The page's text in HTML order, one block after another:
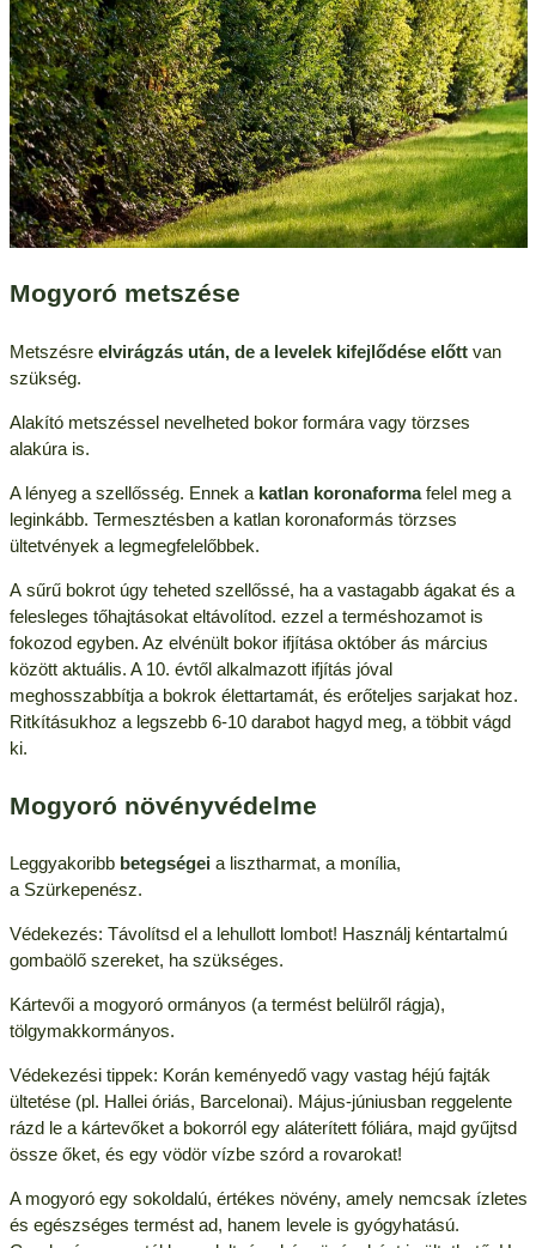
Mogyoró metszése
Metszésre elvirágzás után, de a levelek kifejlődése előttvan
szükség.
Alakító metszéssel nevelheted bokor formára vagy törzses
alakúra is.
A lényeg a szellősség. Ennek akatlan koronaformafelel meg a
leginkább. Termesztésben a katlan koronaformás törzses
ültetvények a legmegfelelőbbek.
A sűrű bokrot úgy teheted szellőssé, ha a vastagabb ágakat és a
felesleges tőhajtásokat eltávolítod. ezzel a terméshozamot is
fokozod egyben. Az elvénült bokor ifjítása október ás március
között aktuális. A 10. évtől alkalmazott ifjítás jóval
meghosszabbítja a bokrok élettartamát, és erőteljes sarjakat hoz.
Ritkításukhoz a legszebb 6-10 darabot hagyd meg, a többit vágd
ki.
Mogyoró növényvédelme
Leggyakoribb betegségeia lisztharmat, a monília,
a Szürkepenész.
Védekezés: Távolítsd el a lehullott lombot! Használj kéntartalmú
gombaölő szereket, ha szükséges.
Kártevői a mogyoró ormányos (a termést belülről rágja),
tölgymakkormányos.
Védekezési tippek: Korán keményedő vagy vastag héjú fajták
ültetése (pl. Hallei óriás, Barcelonai). Május-júniusban reggelente
rázd le a kártevőket a bokorról egy aláterített fóliára, majd gyűjtsd
össze őket, és egy vödör vízbe szórd a rovarokat!
A mogyoró egy sokoldalú, értékes növény, amely nemcsak ízletes
és egészséges termést ad, hanem levele is gyógyhatású.